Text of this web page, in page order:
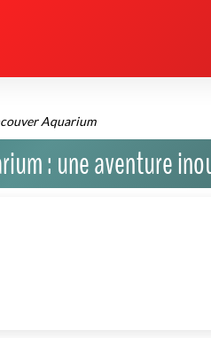
Aquarium
: une aventure